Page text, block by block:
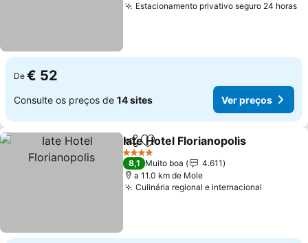
Estacionamento privativo seguro 24 horas
De € 52
Consulte os preços de 14 sites Ver preços
PartilharAdicionar aos favoritos
Iate Hotel Florianopolis
4 Estrelas
8,1 Muito boa
4.611
a 11.0 km de Mole
Culinária regional e internacional